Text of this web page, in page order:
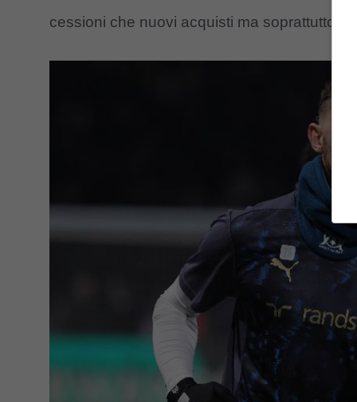
cessioni che nuovi acquisti ma soprattutto